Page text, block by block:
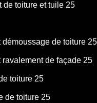
de toiture et tuile 25
démoussage de toiture 25
ravalement de façade 25
toiture 25
de toiture 25